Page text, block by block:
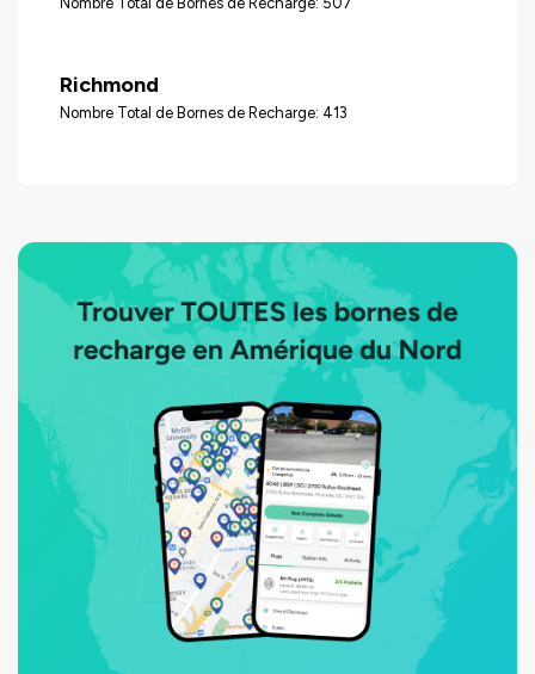
Richmond
Nombre Total de Bornes de Recharge: 413